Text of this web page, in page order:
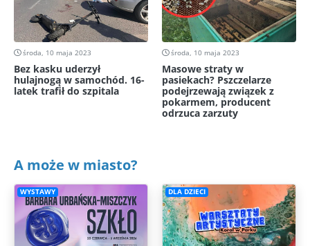
środa, 10 maja 2023
Bez kasku uderzył
hulajnogą w samochód. 16-
latek trafił do szpitala
środa, 10 maja 2023
Masowe straty w
pasiekach? Pszczelarze
podejrzewają związek z
pokarmem, producent
odrzuca zarzuty
A może w miasto?
WYSTAWY DLA DZIECI